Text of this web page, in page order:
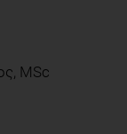
from Ancient
(Curcubita
MSc